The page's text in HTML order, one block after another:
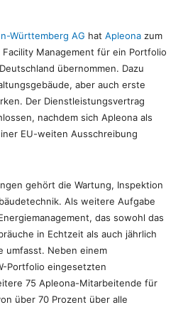
Württemberg AG hat Apleona zum
Management für ein Portfolio
übernommen. Dazu
aber auch erste
Der Dienstleistungsvertrag
nachdem sich Apleona als
EU-weiten Ausschreibung
gehört die Wartung, Inspektion
Als weitere Aufgabe
das sowohl das
in Echtzeit als auch jährlich
umfasst. Neben einem
Portfolio eingesetzten
75 Apleona-Mitarbeitende für
über 70 Prozent über alle